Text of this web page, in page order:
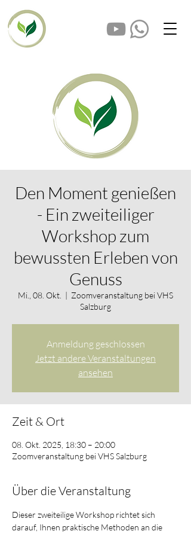
Den Moment genießen
- Ein zweiteiliger
Workshop zum
bewussten Erleben von
Genuss
Mi., 08. Okt.
  |
Zoomveranstaltung bei VHS
Salzburg
Anmeldung geschlossen
Jetzt andere Veranstaltungen
ansehen
Zeit & Ort
08. Okt. 2025, 18:30 – 20:00
Zoomveranstaltung bei VHS Salzburg
Über die Veranstaltung
Dieser zweiteilige Workshop richtet sich
darauf, Ihnen praktische Methoden an die